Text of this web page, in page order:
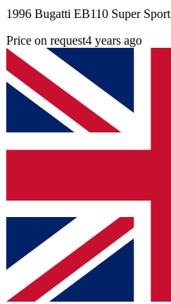
1996 Bugatti EB110 Super Sport
Price on request4 years ago